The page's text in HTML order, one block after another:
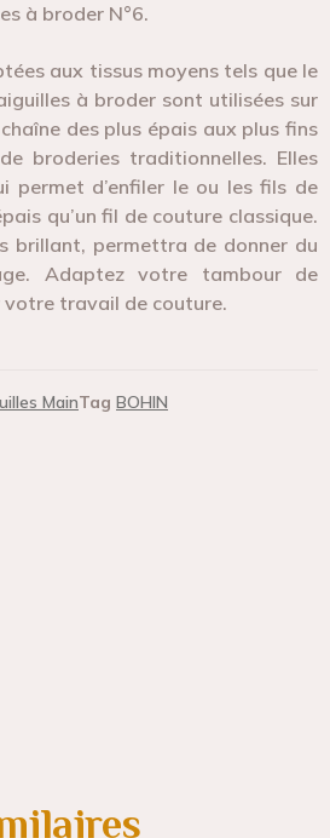
à broder N°6.
aux tissus moyens tels que le
à broder sont utilisées sur
des plus épais aux plus fins
broderies traditionnelles. Elles
permet d’enfiler le ou les fils de
qu’un fil de couture classique.
brillant, permettra de donner du
Adaptez votre tambour de
travail de couture.
MainTag BOHIN